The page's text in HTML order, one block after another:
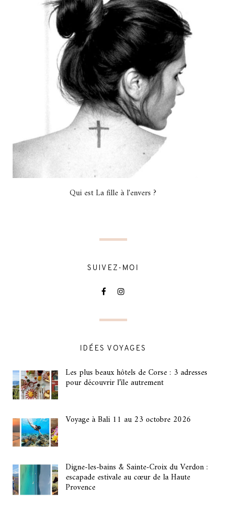
Qui est La fille à l'envers ?
SUIVEZ-MOI
IDÉES VOYAGES
Les plus beaux hôtels de Corse : 3 adresses
pour découvrir l’île autrement
Voyage à Bali 11 au 23 octobre 2026
Digne-les-bains & Sainte-Croix du Verdon :
escapade estivale au cœur de la Haute
Provence